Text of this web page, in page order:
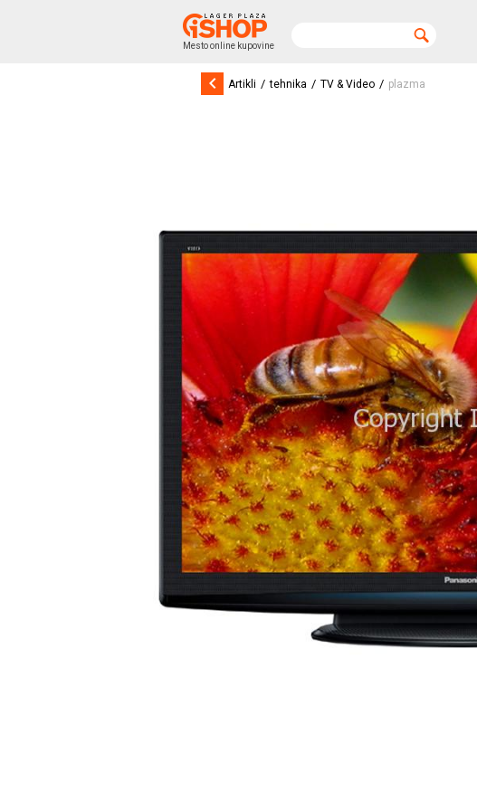
Mesto online kupovine
keyboard_arrow_left Artikli / tehnika / TV & Video / plazma